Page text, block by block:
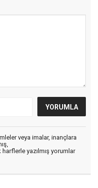
veya imalar, inançlara
yazılmış yorumlar